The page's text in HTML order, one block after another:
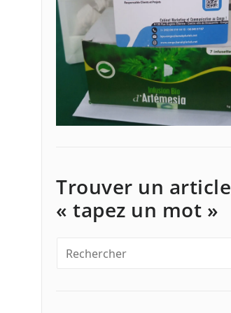
Trouver un article
« tapez un mot »